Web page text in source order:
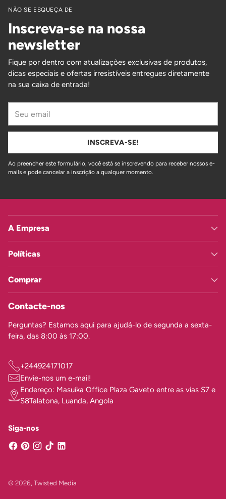
NÃO SE ESQUEÇA DE
Inscreva-se na nossa
newsletter
Fique por dentro com atualizações exclusivas de produtos,
dicas especiais e ofertas irresistíveis entregues diretamente
na sua caixa de entrada!
email
INSCREVA-SE!
Ao preencher este formulário, você está se inscrevendo para receber nossos e-
mails e pode cancelar a inscrição a qualquer momento.
A Empresa
Políticas
Comprar
Contacte-nos
Perguntas? Estamos aqui para ajudá-lo de segunda a sexta-
feira, das 8:00 às 17:00.
+244924171017
Envie-nos um e-mail!
Endereço: Masuíka Office Plaza Gaveto entre as vias S7 e
S8Talatona, Luanda, Angola
Siga-nos
© 2026, Twisted Media